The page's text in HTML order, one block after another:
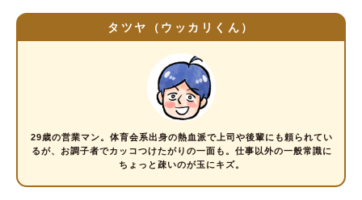
タツヤ（ウッカリくん）
29歳の営業マン。体育会系出身の熱血派で上司や後輩にも頼られてい
るが、お調子者でカッコつけたがりの一面も。仕事以外の一般常識に
ちょっと疎いのが玉にキズ。